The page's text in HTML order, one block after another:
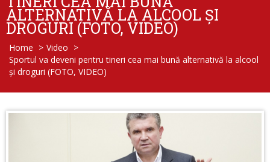
Video
Raport de activitate
Despre mine
Contacte
ALTERNATIVĂ LA ALCOOL ȘI
DROGURI (FOTO, VIDEO)
Home > Video >
Sportul va deveni pentru tineri cea mai bună alternativă la alcool
și droguri (FOTO, VIDEO)